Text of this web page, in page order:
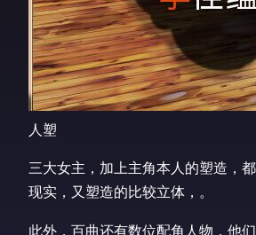
人塑
三大女主，加上主角本人的塑造，
现实，又塑造的比较立体，。
此外，百曲还有数位配角人物，他